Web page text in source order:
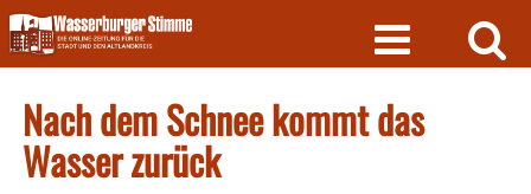
Skip
to
content
Nach dem Schnee kommt das
Wasser zurück